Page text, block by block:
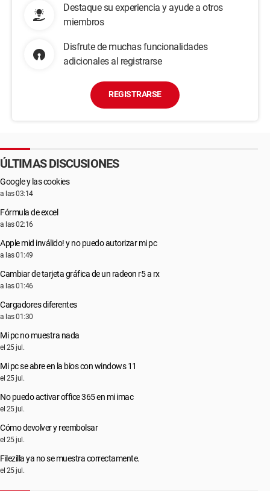
Destaque su experiencia y ayude a otros
miembros
Disfrute de muchas funcionalidades
adicionales al registrarse
REGISTRARSE
ÚLTIMAS DISCUSIONES
Google y las cookies
a las 03:14
Fórmula de excel
a las 02:16
Apple mid inválido! y no puedo autorizar mi pc
a las 01:49
Cambiar de tarjeta gráfica de un radeon r5 a rx
a las 01:46
Cargadores diferentes
a las 01:30
Mi pc no muestra nada
el 25 jul.
Mi pc se abre en la bios con windows 11
el 25 jul.
No puedo activar office 365 en mi imac
el 25 jul.
Cómo devolver y reembolsar
el 25 jul.
Filezilla ya no se muestra correctamente.
el 25 jul.